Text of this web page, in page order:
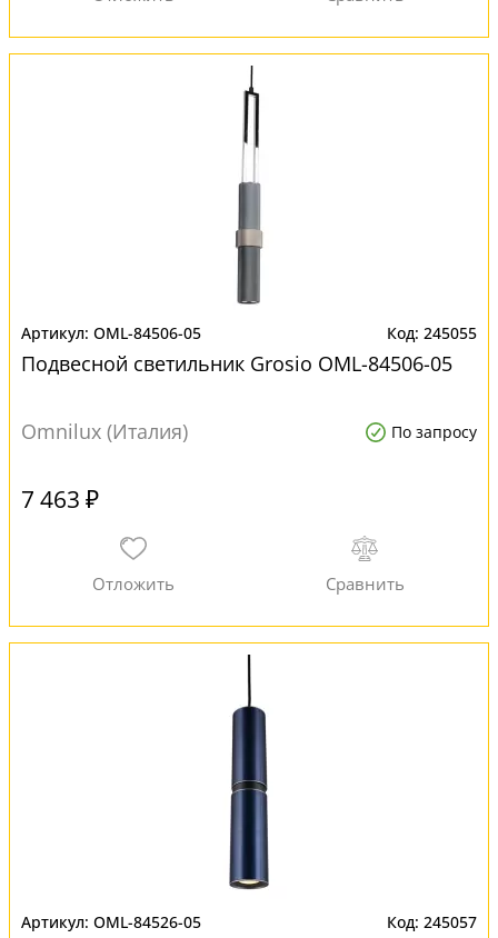
OML-84506-05 245055
Подвесной светильник Grosio OML-84506-05
Omnilux (Италия) По запросу
7 463 ₽
OML-84526-05 245057